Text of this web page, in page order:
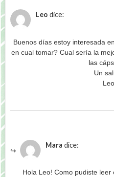
Leo dice:
Buenos días estoy interesada
en cual tomar? Cual sería la
las
Un
Leo.
Mara dice:
Hola Leo! Como pudiste